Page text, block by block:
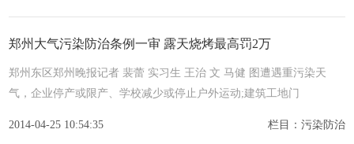
郑州大气污染防治条例一审 露天烧烤最高罚2万
郑州东区郑州晚报记者 裴蕾 实习生 王治 文 马健 图遭遇重污染天
气，企业停产或限产、学校减少或停止户外运动;建筑工地门
2014-04-25 10:54:35 栏目：污染防治